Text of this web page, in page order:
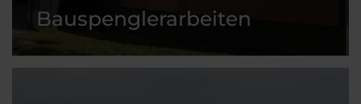
Bauspenglerarbeiten